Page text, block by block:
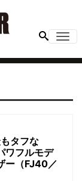
タフな
ワフルモデ
ー（FJ40／